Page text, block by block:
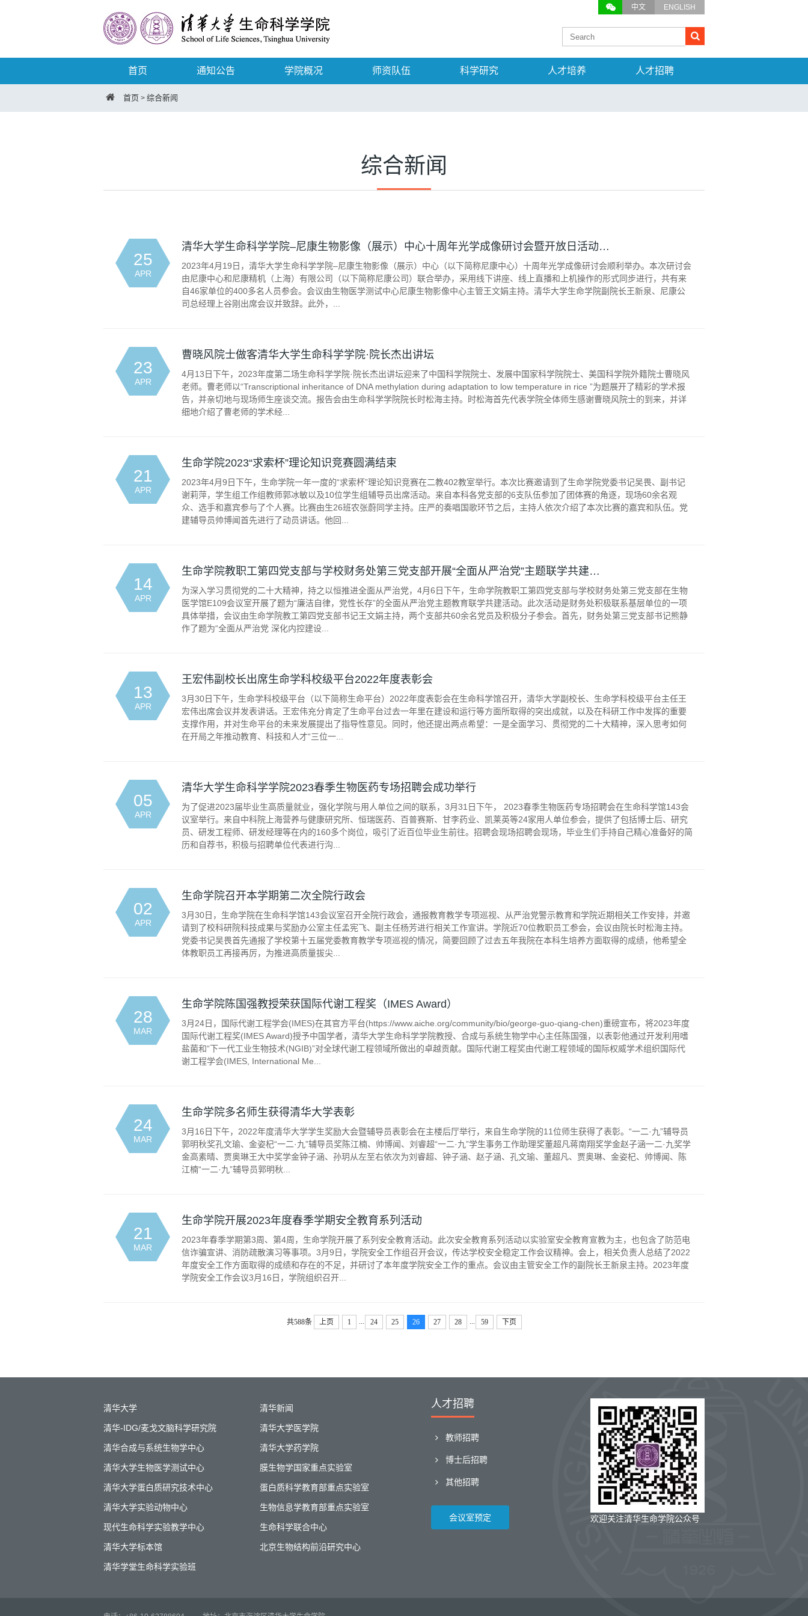
中文 ENGLISH
首页 通知公告 学院概况 师资队伍 科学研究 人才培养 人才招聘
首页 > 综合新闻
综合新闻
25
APR
清华大学生命科学学院–尼康生物影像（展示）中心十周年光学成像研讨会暨开放日活动…
2023年4月19日，清华大学生命科学学院–尼康生物影像（展示）中心（以下简称尼康中心）十周年光学成像研讨会顺利举办。本次研讨会
由尼康中心和尼康精机（上海）有限公司（以下简称尼康公司）联合举办，采用线下讲座、线上直播和上机操作的形式同步进行，共有来
自46家单位的400多名人员参会。会议由生物医学测试中心尼康生物影像中心主管王文娟主持。清华大学生命学院副院长王新泉、尼康公
司总经理上谷刚出席会议并致辞。此外，...
23
APR
曹晓风院士做客清华大学生命科学学院·院长杰出讲坛
4月13日下午，2023年度第二场生命科学学院·院长杰出讲坛迎来了中国科学院院士、发展中国家科学院院士、美国科学院外籍院士曹晓风
老师。曹老师以“Transcriptional inheritance of DNA methylation during adaptation to low temperature in rice ”为题展开了精彩的学术报
告，并亲切地与现场师生座谈交流。报告会由生命科学学院院长时松海主持。时松海首先代表学院全体师生感谢曹晓风院士的到来，并详
细地介绍了曹老师的学术经...
21
APR
生命学院2023“求索杯”理论知识竞赛圆满结束
2023年4月9日下午，生命学院一年一度的“求索杯”理论知识竞赛在二教402教室举行。本次比赛邀请到了生命学院党委书记吴畏、副书记
谢莉萍，学生组工作组教师郭冰敏以及10位学生组辅导员出席活动。来自本科各党支部的6支队伍参加了团体赛的角逐，现场60余名观
众、选手和嘉宾参与了个人赛。比赛由生26班农张蔚同学主持。庄严的奏唱国歌环节之后，主持人依次介绍了本次比赛的嘉宾和队伍。党
建辅导员帅博闻首先进行了动员讲话。他回...
14
APR
生命学院教职工第四党支部与学校财务处第三党支部开展“全面从严治党”主题联学共建…
为深入学习贯彻党的二十大精神，持之以恒推进全面从严治党，4月6日下午，生命学院教职工第四党支部与学校财务处第三党支部在生物
医学馆E109会议室开展了题为“廉洁自律，党性长存”的全面从严治党主题教育联学共建活动。此次活动是财务处积极联系基层单位的一项
具体举措，会议由生命学院教工第四党支部书记王文娟主持，两个支部共60余名党员及积极分子参会。首先，财务处第三党支部书记熊静
作了题为“全面从严治党 深化内控建设...
13
APR
王宏伟副校长出席生命学科校级平台2022年度表彰会
3月30日下午，生命学科校级平台（以下简称生命平台）2022年度表彰会在生命科学馆召开，清华大学副校长、生命学科校级平台主任王
宏伟出席会议并发表讲话。王宏伟充分肯定了生命平台过去一年里在建设和运行等方面所取得的突出成就，以及在科研工作中发挥的重要
支撑作用，并对生命平台的未来发展提出了指导性意见。同时，他还提出两点希望：一是全面学习、贯彻党的二十大精神，深入思考如何
在开局之年推动教育、科技和人才“三位一...
05
APR
清华大学生命科学学院2023春季生物医药专场招聘会成功举行
为了促进2023届毕业生高质量就业，强化学院与用人单位之间的联系，3月31日下午， 2023春季生物医药专场招聘会在生命科学馆143会
议室举行。来自中科院上海营养与健康研究所、恒瑞医药、百普赛斯、甘李药业、凯莱英等24家用人单位参会，提供了包括博士后、研究
员、研发工程师、研发经理等在内的160多个岗位，吸引了近百位毕业生前往。招聘会现场招聘会现场，毕业生们手持自己精心准备好的简
历和自荐书，积极与招聘单位代表进行沟...
02
APR
生命学院召开本学期第二次全院行政会
3月30日，生命学院在生命科学馆143会议室召开全院行政会，通报教育教学专项巡视、从严治党警示教育和学院近期相关工作安排，并邀
请到了校科研院科技成果与奖励办公室主任孟宪飞、副主任杨芳进行相关工作宣讲。学院近70位教职员工参会，会议由院长时松海主持。
党委书记吴畏首先通报了学校第十五届党委教育教学专项巡视的情况，简要回顾了过去五年我院在本科生培养方面取得的成绩，他希望全
体教职员工再接再厉，为推进高质量拔尖...
28
MAR
生命学院陈国强教授荣获国际代谢工程奖（IMES Award）
3月24日，国际代谢工程学会(IMES)在其官方平台(https://www.aiche.org/community/bio/george-guo-qiang-chen)重磅宣布，将2023年度
国际代谢工程奖(IMES Award)授予中国学者，清华大学生命科学学院教授、合成与系统生物学中心主任陈国强，以表彰他通过开发利用嗜
盐菌和“下一代工业生物技术(NGIB)”对全球代谢工程领域所做出的卓越贡献。国际代谢工程奖由代谢工程领域的国际权威学术组织国际代
谢工程学会(IMES, International Me...
24
MAR
生命学院多名师生获得清华大学表彰
3月16日下午，2022年度清华大学学生奖励大会暨辅导员表彰会在主楼后厅举行，来自生命学院的11位师生获得了表彰。“一二·九”辅导员
郭明秋奖孔文瑜、金姿杞“一二·九”辅导员奖陈江楠、帅博闻、刘睿超“一二·九”学生事务工作助理奖董超凡蒋南翔奖学金赵子涵一二·九奖学
金高素晴、贾奥琳王大中奖学金钟子涵、孙玥从左至右依次为刘睿超、钟子涵、赵子涵、孔文瑜、董超凡、贾奥琳、金姿杞、帅博闻、陈
江楠“一二·九”辅导员郭明秋...
21
MAR
生命学院开展2023年度春季学期安全教育系列活动
2023年春季学期第3周、第4周，生命学院开展了系列安全教育活动。此次安全教育系列活动以实验室安全教育宣教为主，也包含了防范电
信诈骗宣讲、消防疏散演习等事项。3月9日，学院安全工作组召开会议，传达学校安全稳定工作会议精神。会上，相关负责人总结了2022
年度安全工作方面取得的成绩和存在的不足，并研讨了本年度学院安全工作的重点。会议由主管安全工作的副院长王新泉主持。2023年度
学院安全工作会议3月16日，学院组织召开...
共588条 上页 1 24 25 26 27 28 59 下页
欢迎关注清华生命学院公众号
人才招聘
教师招聘
博士后招聘
其他招聘
会议室预定
清华大学 清华新闻
清华-IDG/麦戈文脑科学研究院 清华大学医学院
清华合成与系统生物学中心 清华大学药学院
清华大学生物医学测试中心 膜生物学国家重点实验室
清华大学蛋白质研究技术中心 蛋白质科学教育部重点实验室
清华大学实验动物中心 生物信息学教育部重点实验室
现代生命科学实验教学中心 生命科学联合中心
清华大学标本馆 北京生物结构前沿研究中心
清华学堂生命科学实验班